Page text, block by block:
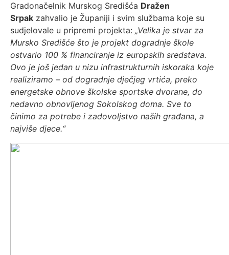
Gradonačelnik Murskog Središća Dražen
Srpak zahvalio je Županiji i svim službama koje su
sudjelovale u pripremi projekta: „Velika je stvar za
Mursko Središće što je projekt dogradnje škole
ostvario 100 % financiranje iz europskih sredstava.
Ovo je još jedan u nizu infrastrukturnih iskoraka koje
realiziramo – od dogradnje dječjeg vrtića, preko
energetske obnove školske sportske dvorane, do
nedavno obnovljenog Sokolskog doma. Sve to
činimo za potrebe i zadovoljstvo naših građana, a
najviše djece.“